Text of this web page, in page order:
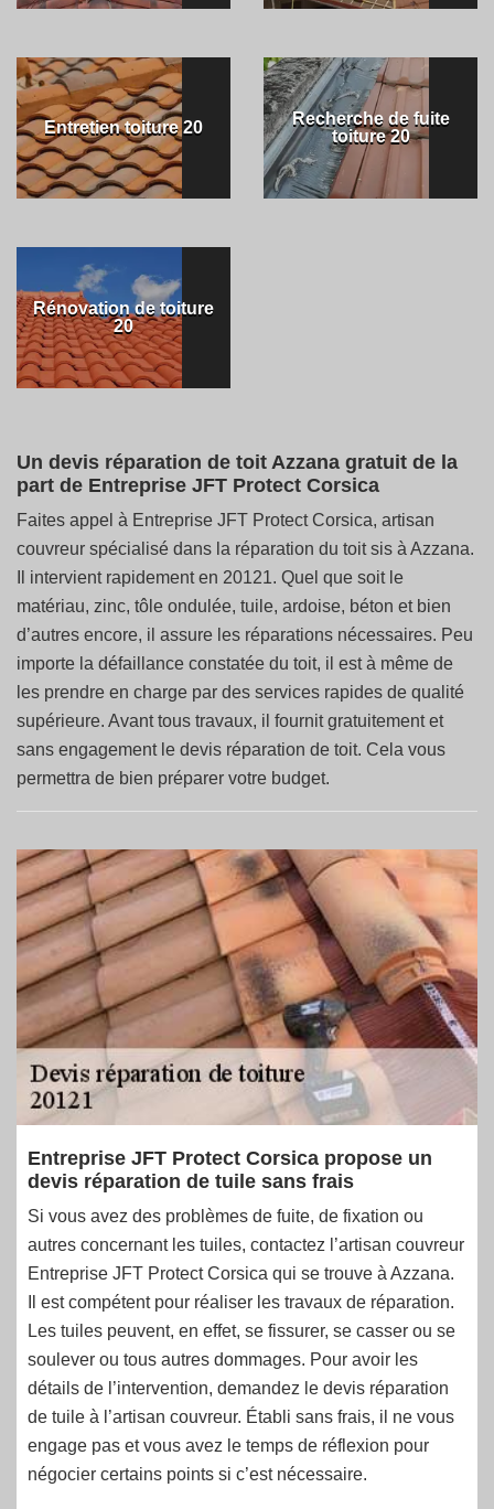
Entretien toiture 20
Recherche de fuite
toiture 20
Rénovation de toiture
20
Un devis réparation de toit Azzana gratuit de la
part de Entreprise JFT Protect Corsica
Faites appel à Entreprise JFT Protect Corsica, artisan
couvreur spécialisé dans la réparation du toit sis à Azzana.
Il intervient rapidement en 20121. Quel que soit le
matériau, zinc, tôle ondulée, tuile, ardoise, béton et bien
d’autres encore, il assure les réparations nécessaires. Peu
importe la défaillance constatée du toit, il est à même de
les prendre en charge par des services rapides de qualité
supérieure. Avant tous travaux, il fournit gratuitement et
sans engagement le devis réparation de toit. Cela vous
permettra de bien préparer votre budget.
Entreprise JFT Protect Corsica propose un
devis réparation de tuile sans frais
Si vous avez des problèmes de fuite, de fixation ou
autres concernant les tuiles, contactez l’artisan couvreur
Entreprise JFT Protect Corsica qui se trouve à Azzana.
Il est compétent pour réaliser les travaux de réparation.
Les tuiles peuvent, en effet, se fissurer, se casser ou se
soulever ou tous autres dommages. Pour avoir les
détails de l’intervention, demandez le devis réparation
de tuile à l’artisan couvreur. Établi sans frais, il ne vous
engage pas et vous avez le temps de réflexion pour
négocier certains points si c’est nécessaire.